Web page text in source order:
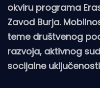
okviru programa
Zavod Burja.
teme društvenog
razvoja, aktivnog
socijalne